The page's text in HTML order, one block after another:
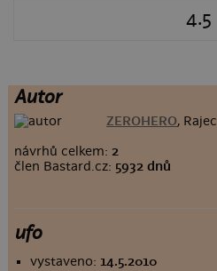
4.5
Autor
ZEROHERO, Rajec
návrhů celkem:2
člen Bastard.cz: 5932 dnů
ufo
vystaveno: 14.5.2010